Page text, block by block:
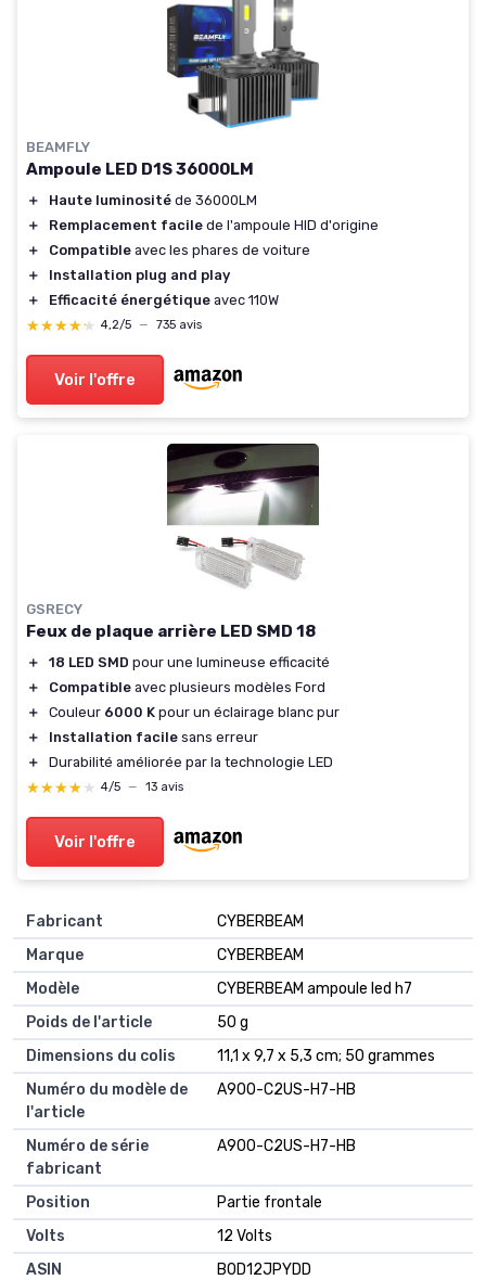
BEAMFLY
Ampoule LED D1S 36000LM
＋ Haute luminosité de 36000LM
＋
Remplacement facile de l'ampoule HID d'origine
＋
Compatible avec les phares de voiture
＋
Installation plug and play
＋
Efficacité énergétique avec 110W
★★★★★
★★★★★ 4,2/5 — 735 avis
Voir l'offre
GSRECY
Feux de plaque arrière LED SMD 18
＋ 18 LED SMD pour une lumineuse efficacité
＋
Compatible avec plusieurs modèles Ford
＋
Couleur 6000 K pour un éclairage blanc pur
＋
Installation facile sans erreur
＋
Durabilité améliorée par la technologie LED
★★★★★
★★★★★ 4/5 — 13 avis
Voir l'offre
Fabricant
‎CYBERBEAM
Marque
‎CYBERBEAM
Modèle
‎CYBERBEAM ampoule led h7
Poids de l'article
‎50 g
Dimensions du colis
‎11,1 x 9,7 x 5,3 cm; 50 grammes
Numéro du modèle de
l'article
‎A900-C2US-H7-HB
Numéro de série
fabricant
‎A900-C2US-H7-HB
Position
‎Partie frontale
Volts
‎12 Volts
ASIN
B0D12JPYDD